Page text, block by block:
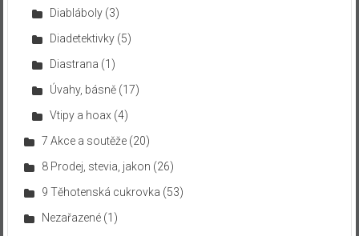
Diabláboly(3)
Diadetektivky(5)
Diastrana (1)
Úvahy, básně(17)
Vtipy a hoax (4)
7 Akce a soutěže(20)
8 Prodej, stevia, jakon (26)
9 Těhotenská cukrovka (53)
Nezařazené(1)